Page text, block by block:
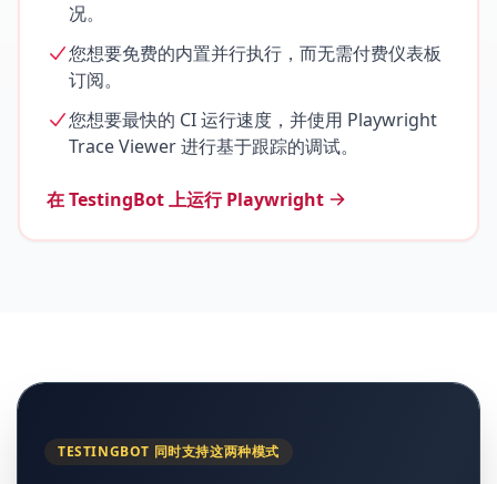
况。
您想要免费的内置并行执行，而无需付费仪表板
订阅。
您想要最快的 CI 运行速度，并使用 Playwright
Trace Viewer 进行基于跟踪的调试。
在 TestingBot 上运行 Playwright
TESTINGBOT 同时支持这两种模式